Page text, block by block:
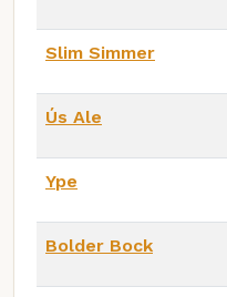
Slim Simmer
Ús Ale
Ype
Bolder Bock